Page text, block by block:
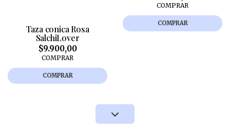
Taza conica Rosa
SalchiLover
$9.900,00
COMPRAR
COMPRAR
COMPRAR
COMPRAR